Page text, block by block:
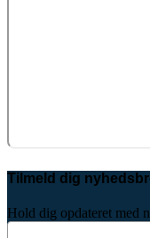
Tilmeld dig
Hold dig opdateret med